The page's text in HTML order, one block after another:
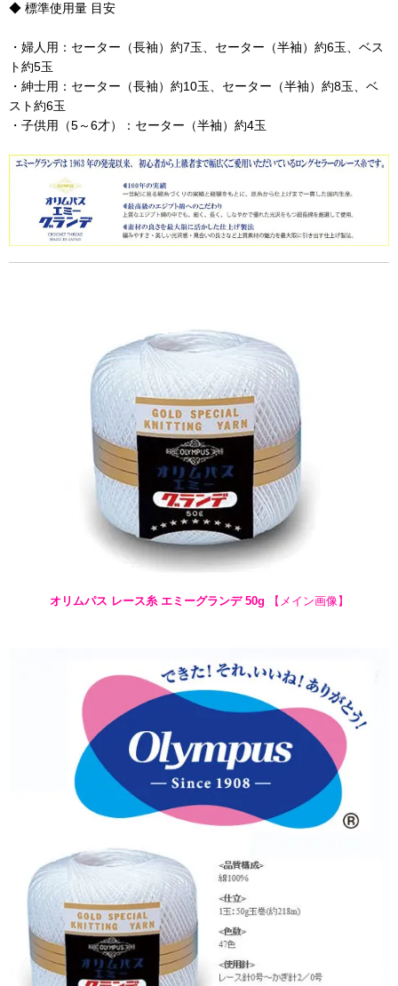
◆ 標準使用量 目安
・婦人用：セーター（長袖）約7玉、セーター（半袖）約6玉、ベス
ト約5玉
・紳士用：セーター（長袖）約10玉、セーター（半袖）約8玉、ベ
スト約6玉
・子供用（5～6才）：セーター（半袖）約4玉
オリムパス レース糸 エミーグランデ 50g 【メイン画像】